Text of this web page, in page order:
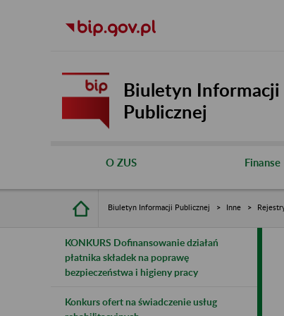
Biuletyn Informacji
Publicznej
O ZUS Finanse
Biuletyn Informacji Publicznej Inne
KONKURS Dofinansowanie działań
płatnika składek na poprawę
bezpieczeństwa i higieny pracy
Konkurs ofert na świadczenie usług